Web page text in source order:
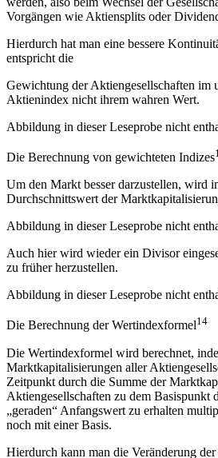
Vorgängen wie Aktiensplits oder
Hierdurch hat man eine bessere
entspricht die
Gewichtung der Aktiengesellschaften im
Aktienindex nicht ihrem wahren Wert.
Abbildung in dieser Leseprobe nicht
Die Berechnung von gewichteten Indizes
Um den Markt besser darzustellen, wird
Durchschnittswert der
Abbildung in dieser Leseprobe nicht
Auch hier wird wieder ein Divisor
zu früher herzustellen.
Abbildung in dieser Leseprobe nicht
Die Berechnung der Wertindexformel14
Die Wertindexformel wird berechnet,
Marktkapitalisierungen aller
Zeitpunkt durch die Summe der
Aktiengesellschaften zu dem
„geraden“ Anfangswert zu erhalten
noch mit einer Basis.
Hierdurch kann man die Veränderung